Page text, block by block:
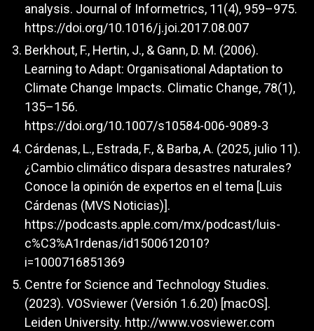
analysis. Journal of Informetrics, 11(4), 959–975.
https://doi.org/10.1016/j.joi.2017.08.007
Berkhout, F., Hertin, J., & Gann, D. M. (2006).
Learning to Adapt: Organisational Adaptation to
Climate Change Impacts. Climatic Change, 78(1),
135–156.
https://doi.org/10.1007/s10584-006-9089-3
Cárdenas, L., Estrada, F., & Barba, A. (2025, julio 11).
¿Cambio climático dispara desastres naturales?
Conoce la opinión de expertos en el tema [Luis
Cárdenas (MVS Noticias)].
https://podcasts.apple.com/mx/podcast/luis-
c%C3%A1rdenas/id1500612010?
i=1000716851369
Centre for Science and Technology Studies.
(2023). VOSviewer (Versión 1.6.20) [macOS].
Leiden University. http://www.vosviewer.com